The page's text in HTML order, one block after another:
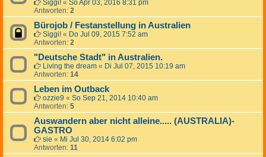
Siggi! « So Apr 03, 2016 8:31 pm
Antworten: 2
Bürojob / Festanstellung in Australien
Siggi! « Do Jul 09, 2015 7:52 am
Antworten: 2
"Deutsche Stadt" in Australien.
Living the dream « Di Jul 07, 2015 10:19 am
Antworten: 14
Leben im Outback
ozzie9 « So Sep 21, 2014 10:40 am
Antworten: 5
Auswandern aber nicht alleine..... (AUSTRALIA)-
GASTRO
sie « Mi Jul 30, 2014 6:02 pm
Antworten: 11